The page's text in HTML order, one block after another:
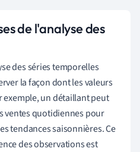
de l'analyse des
des séries temporelles
la façon dont les valeurs
exemple, un détaillant peut
ventes quotidiennes pour
tendances saisonnières. Ce
des observations est